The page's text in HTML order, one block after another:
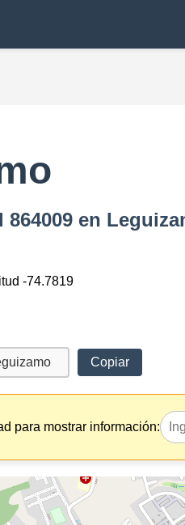
en
-74.7819
Copiar
para mostrar información: